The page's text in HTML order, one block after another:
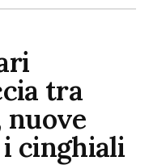
tra
nuove
cinghiali